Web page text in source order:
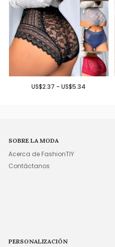
US$2.37 - US$5.34
SOBRE LA MODA
Acerca de FashionTIY
Contáctanos
PERSONALIZACIÓN